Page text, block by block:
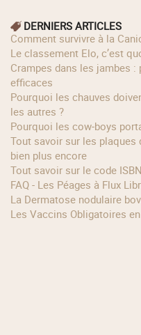
DERNIERS ARTICLES
Comment survivre à la
Le classement Elo, c’est
Crampes dans les jambes : principales causes et solutions
efficaces
Pourquoi les chauves doivent se méfier du soleil bien plus que
les autres ?
Pourquoi les cow‑boys
Tout savoir sur les plaques d'immatriculation françaises et
bien plus encore
Tout savoir sur le code
FAQ - Les Péages à Flux
La Dermatose nodulaire
Les Vaccins Obligatoires